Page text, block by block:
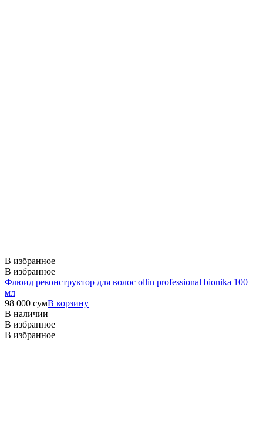
В избранное
В избранное
Флюид реконструктор для волос ollin professional bionika 100
мл
98 000 сумВ корзину
В наличии
В избранное
В избранное